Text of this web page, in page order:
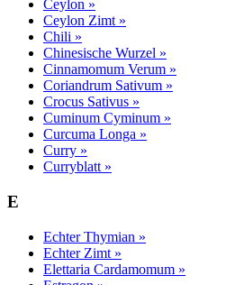
Ceylon »
Ceylon Zimt »
Chili »
Chinesische Wurzel »
Cinnamomum Verum »
Coriandrum Sativum »
Crocus Sativus »
Cuminum Cyminum »
Curcuma Longa »
Curry »
Curryblatt »
E
Echter Thymian »
Echter Zimt »
Elettaria Cardamomum »